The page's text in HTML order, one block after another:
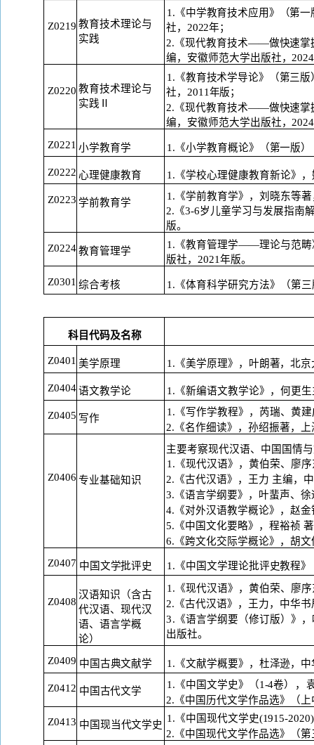
Z0219 教育技术理论与
实践
1.《中学教育技术应用》（第一
社，2022年；
2.《现代教育技术——做快速掌
编， 安徽师范大学出版社，
Z0220 教育技术理论与
实践
1.《教育技术学导论》（第三版
社，2011年版；
2.《现代教育技术——做快速掌
编， 安徽师范大学出版社，
Z0221 小学教育学 1.《小学教育概论》（第一版
Z0222 心理健康教育 1.《学校心理健康教育新论》
Z0223 学前教育学
1.《学前教育学》，刘晓东等
2.《3-6岁儿童学习与发展指南
版。
Z0224 教育管理学
1.《教育管理学——理论与范畴
版社， 2021年版。
Z0301 综合考核 1.《体育科学研究方法》（第三
科目代码及名称
Z0401 美学原理 1.《美学原理》，叶朗著，北
Z0404 语文教学论 1.《新编语文教学论》，何更
Z0405 写作
1.《写作学教程》，芮瑞、黄
2.《名作细读》，孙绍振著，
Z0406 专业基础知识
主要考察现代汉语、中国国情
1.《现代汉语》，黄伯荣、廖
2.《古代汉语》，王力 主编，
3.《语言学纲要》，叶蜚声、
4.《对外汉语教学概论》，赵
5.《中国文化要略》，程裕祯
6.《跨文化交际学概论》，胡
Z0407 中国文学批评史 1.《中国文学理论批评史教程
Z0408
汉语知识（含古
代汉语、现代汉
语、语言学概
论）
1.《现代汉语》，黄伯荣、廖
2.《古代汉语》，王力，中华书
3.《语言学纲要（修订版）》
出版社。
Z0409 中国古典文献学 1.《文献学概要》，杜泽逊，
Z0412 中国古代文学
1.《中国文学史》（1-4卷），
2.《中国历代文学作品选》（上
Z0413 中国现当代文学史
1.《中国现代文学史(1915-
2.《中国现代文学作品选》（第